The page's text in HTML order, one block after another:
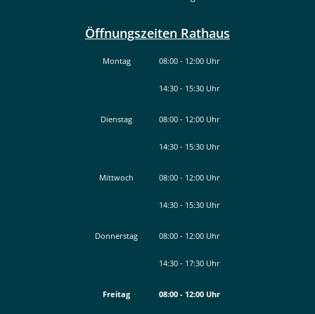
Öffnungszeiten Rathaus
Montag 08:00- 12:00Uhr
Von 08:00 bis 12:00 Uhr
14:30- 15:30Uhr
Von 14:30 bis 15:30 Uhr
Dienstag 08:00- 12:00Uhr
Von 08:00 bis 12:00 Uhr
14:30- 15:30Uhr
Von 14:30 bis 15:30 Uhr
Mittwoch 08:00- 12:00Uhr
Von 08:00 bis 12:00 Uhr
14:30- 15:30Uhr
Von 14:30 bis 15:30 Uhr
Donnerstag 08:00- 12:00Uhr
Von 08:00 bis 12:00 Uhr
14:30- 17:30Uhr
Von 14:30 bis 17:30 Uhr
Freitag 08:00- 12:00Uhr